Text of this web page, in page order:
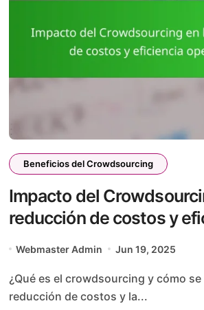
Beneficios del Crowdsourcing
Impacto del
reducción de costos y
Webmaster Admin Jun 19, 2025
¿Qué es el crowdsourcing y cómo se relaciona con la
reducción de costos y la...